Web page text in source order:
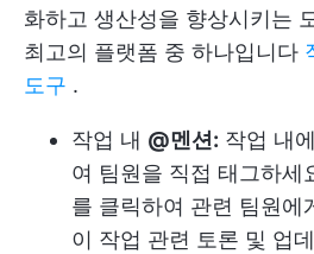
화하고 생산성을 향상시키는
최고의 플랫폼 중 하나입니다
도구 .
작업 내 @멘션: 작업 내
여 팀원을 직접 태그하세
를 클릭하여 관련 팀원에
이 작업 관련 토론 및 업